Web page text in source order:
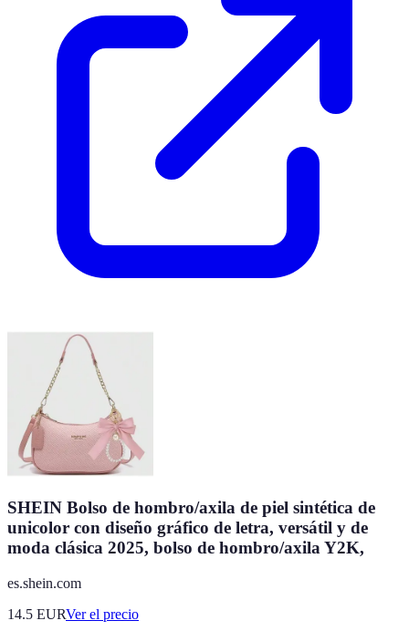
SHEIN Bolso de hombro/axila de piel sintética de
unicolor con diseño gráfico de letra, versátil y de
moda clásica 2025, bolso de hombro/axila Y2K,
es.shein.com
14.5 EURVer el precio